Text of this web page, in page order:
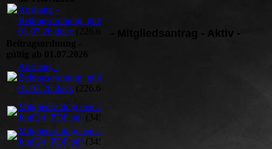
Aushang –
Beitragsordnung_gültig ab
01.07.26.docx
gültig ab 01.07.2026
Aushang –
Beitragsordnung_gültig ab
01.07.26.docx (226.69KB)
- Mitgliedsantrag - Aktiv -
Mitgliedsantrag neu ab
Juni'24_PDF.pdf(345.16KB)
Mitgliedsantrag neu ab
Juni'24_PDF.pdf(345.16KB)